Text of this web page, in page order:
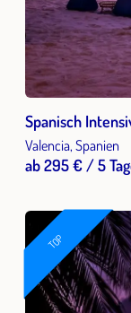
Spanisch
Valencia, Spanien
ab 295 € / 5
TOP